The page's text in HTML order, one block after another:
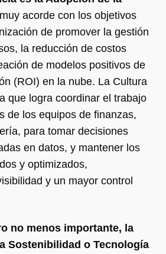
acorde con los objetivos
de promover la gestión
la reducción de costos
de modelos positivos de
(ROI) en la nube. La Cultura
que logra coordinar el trabajo
de los equipos de finanzas,
para tomar decisiones
en datos, y mantener los
y optimizados,
y un mayor control
no menos importante, la
Sostenibilidad o Tecnología